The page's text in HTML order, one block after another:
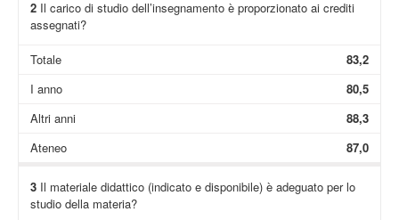
2Il carico di studio dell’insegnamento è proporzionato ai crediti
assegnati?
Totale
83,2
I anno
80,5
Altri anni
88,3
Ateneo
87,0
3Il materiale didattico (indicato e disponibile) è adeguato per lo
studio della materia?